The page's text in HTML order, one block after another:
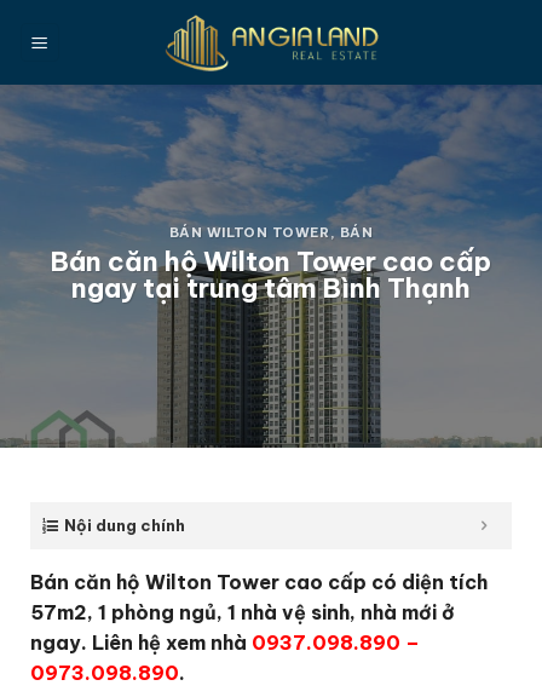
qua
dung
BÁN WILTON TOWER BÁN
Bán căn hộ Wilton Tower cao cấp
ngay tại trung tâm Bình Thạnh
Nội dung chính
Bán căn hộ Wilton Tower cao cấp có diện tích
57m2, 1 phòng ngủ, 1 nhà vệ sinh, nhà mới ở
ngay. Liên hệ xem nhà 0937.098.890 –
0973.098.890.